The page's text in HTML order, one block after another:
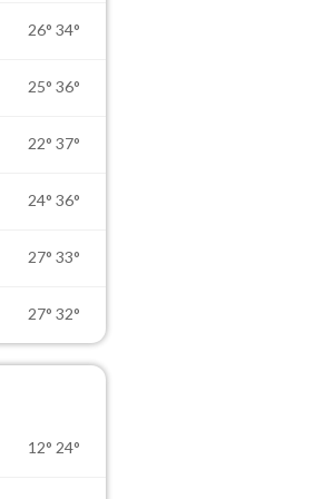
26° 34°
25° 36°
22° 37°
24° 36°
27° 33°
27° 32°
12° 24°